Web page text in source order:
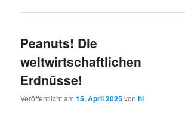
Peanuts! Die
weltwirtschaftlichen
Erdnüsse!
Veröffentlicht am15. April 2025vonhl